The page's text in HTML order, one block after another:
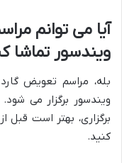
آیا می توانم
ویندسور تماشا
بله، مراسم تعویض
ویندسور برگزار می
برگزاری، بهتر است
کنید.